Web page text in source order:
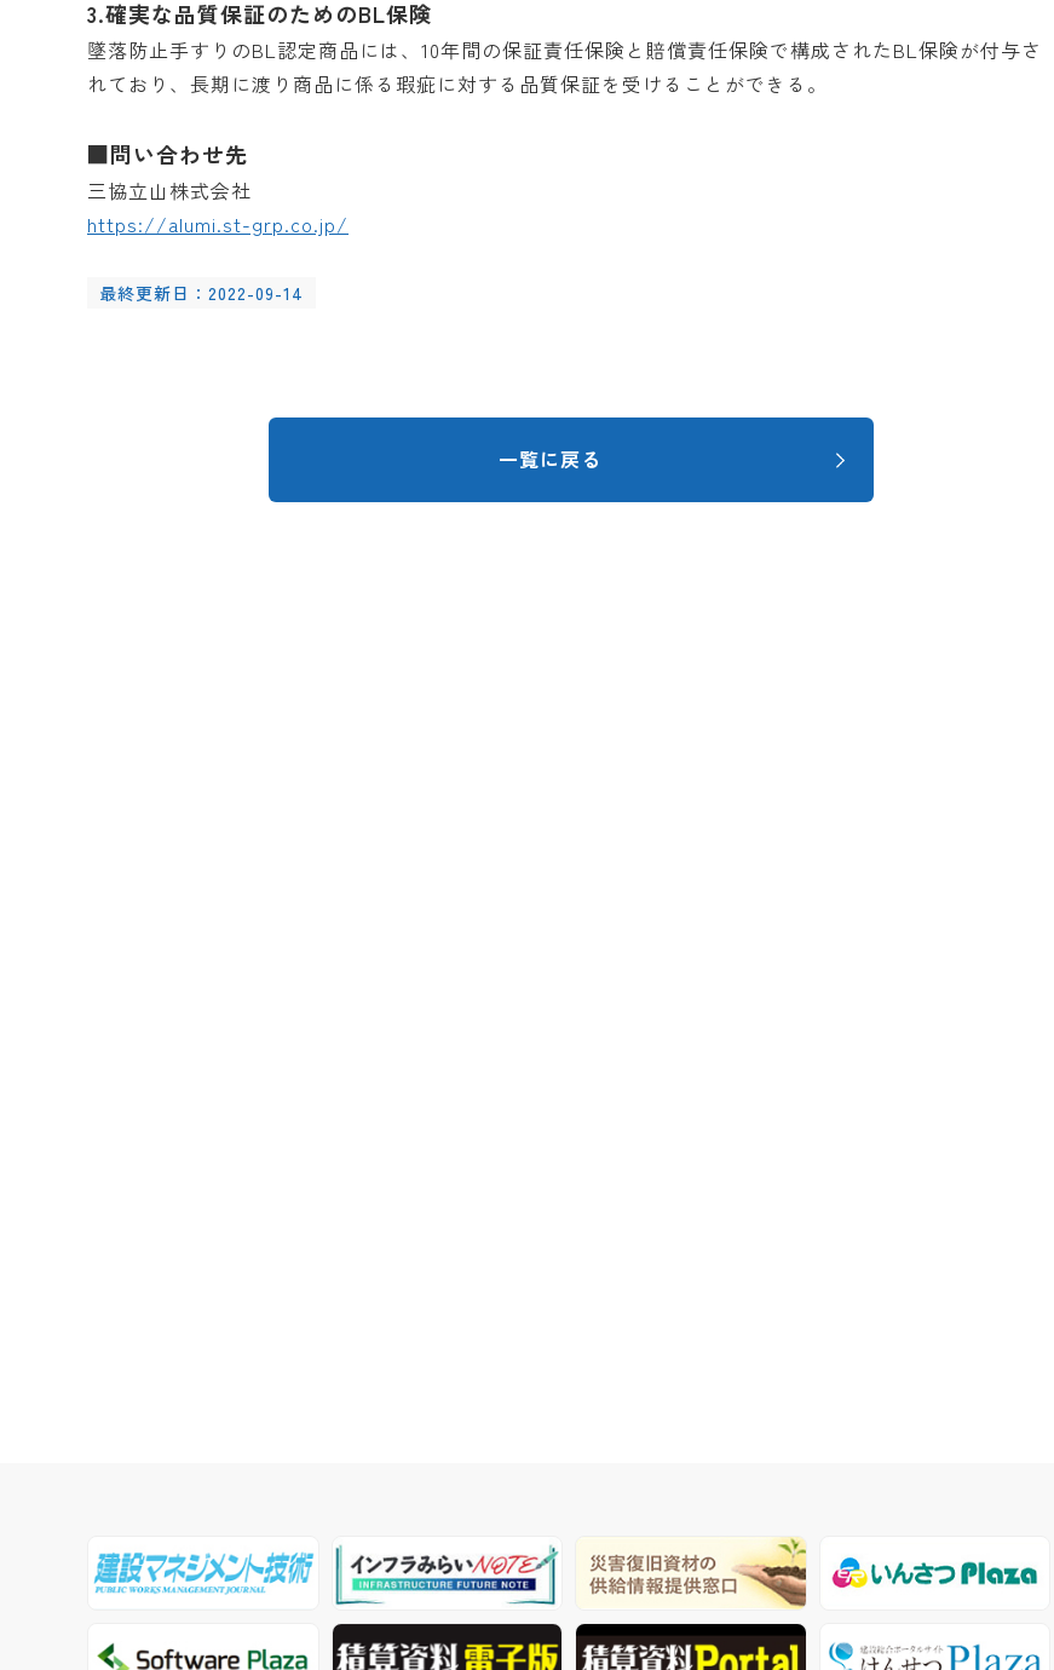
3.確実な品質保証のためのBL保険
墜落防止手すりのBL認定商品には、10年間の保証責任保険と賠償責任保険で構成されたBL保険が付与さ
れており、長期に渡り商品に係る瑕疵に対する品質保証を受けることができる。
■問い合わせ先
三協立山株式会社
https://alumi.st-grp.co.jp/
最終更新日：2022-09-14
一覧に戻る